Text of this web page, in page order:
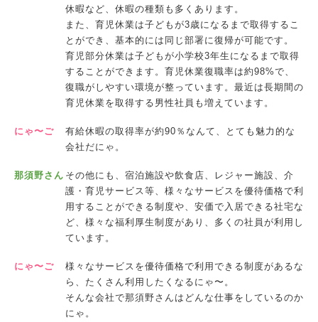
休暇など、休暇の種類も多くあります。
また、育児休業は子どもが3歳になるまで取得するこ
とができ、基本的には同じ部署に復帰が可能です。
育児部分休業は子どもが小学校3年生になるまで取得
することができます。育児休業復職率は約98%で、
復職がしやすい環境が整っています。最近は長期間の
育児休業を取得する男性社員も増えています。
にゃ〜ご
有給休暇の取得率が約90％なんて、とても魅力的な
会社だにゃ。
那須野さん その他にも、宿泊施設や飲食店、レジャー施設、介
護・育児サービス等、様々なサービスを優待価格で利
用することができる制度や、安価で入居できる社宅な
ど、様々な福利厚生制度があり、多くの社員が利用し
ています。
にゃ〜ご
様々なサービスを優待価格で利用できる制度があるな
ら、たくさん利用したくなるにゃ〜。
そんな会社で那須野さんはどんな仕事をしているのか
にゃ。